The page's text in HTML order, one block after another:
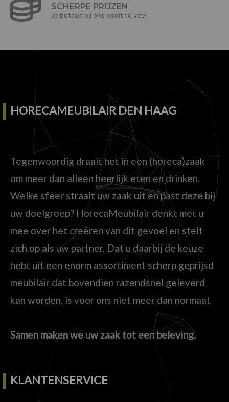
SCHERPE PRIJZEN
Je betaalt bij ons nooit te veel
HORECAMEUBILAIR DEN HAAG
Tegenwoordig draait het in een (horeca)zaak
om meer dan alleen heerlijk eten en drinken.
Welke sfeer straalt uw zaak uit en past deze bij
uw doelgroep? HorecaMeubilair denkt met u
mee over het creëren van dit gevoel en stelt
zich op als uw partner. Dat u daarbij de keuze
hebt uit een enorm assortiment scherp geprijsd
meubilair dat bovendien razendsnel geleverd
kan worden, is voor ons niet meer dan normaal.
Samen maken we uw zaak tot een beleving.
KLANTENSERVICE